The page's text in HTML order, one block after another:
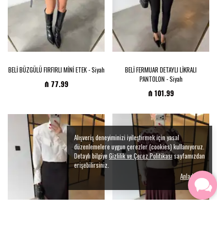
Alışveriş deneyiminizi iyileştirmek için yasal
düzenlemelere uygun çerezler (cookies) kullanıyoruz.
Detaylı bilgiye Gizlilik ve Çerez Politikasısayfamızdan
erişebilirsiniz.
Anladım
BELİ BÜZGÜLÜ FIRFIRLI MİNİ ETEK - Siyah
₼ 77.99
BELİ FERMUAR DETAYLI LİKRALI
PANTOLON - Siyah
₼ 101.99